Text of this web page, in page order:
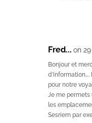
Fred... on
Bonjour et
pour notre
Je me
les
Sesriem par